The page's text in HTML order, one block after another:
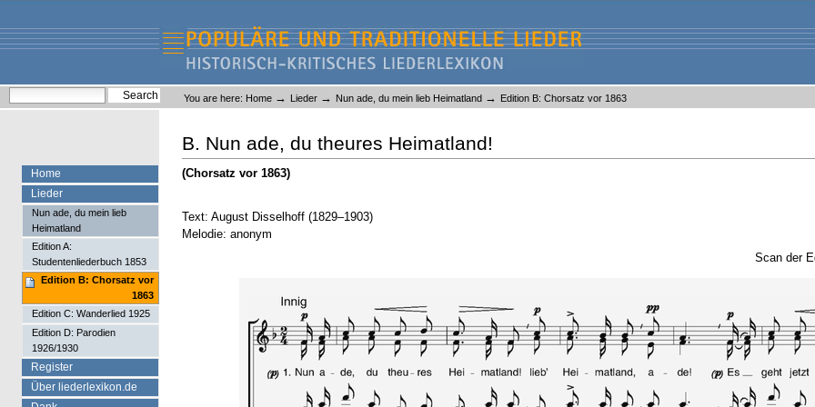
content.
navigation
Liederlexikon
Personal
tools
You are here: Home → Lieder → Nun ade, du mein lieb Heimatland → Edition B: Chorsatz vor 1863
B. Nun ade, du theures Heimatland!
(Chorsatz vor 1863)
Text: August Disselhoff (1829–1903)
Melodie: anonym
Scan der
Home
Lieder
Nun ade, du mein lieb
Heimatland
Edition A:
Studentenliederbuch 1853
Edition B: Chorsatz vor
1863
Edition C: Wanderlied 1925
Edition D: Parodien
1926/1930
Register
Über liederlexikon.de